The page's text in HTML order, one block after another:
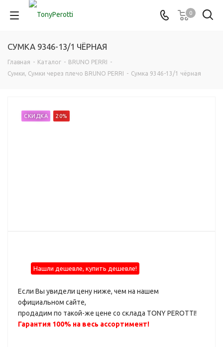
0
СУМКА 9346-13/1 ЧЁРНАЯ
Главная - Каталог - BRUNO PERRI -
Сумки, Сумки через плечо BRUNO PERRI - Сумка 9346-13/1 чёрная
СКИДКА 20%
Нашли дешевле, купить дешевле!
Если Вы увидели цену ниже, чем на нашем
официальном сайте,
продадим по такой-же цене со склада TONY PEROTTI!
Гарантия 100% на весь ассортимент!